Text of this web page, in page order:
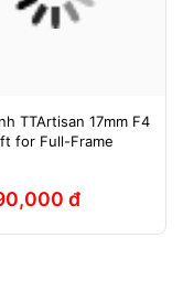
TTArtisan 17mm F4
for Full-Frame
đ